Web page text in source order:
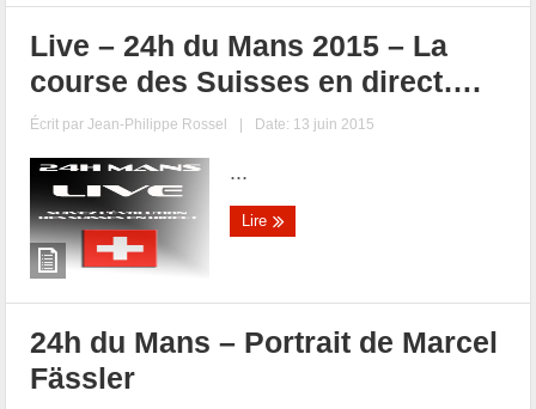
Live – 24h du Mans 2015 – La
course des Suisses en direct….
Écrit parJean-Philippe Rossel | Date: 13 juin 2015
...
Lire
24h du Mans – Portrait de Marcel
Fässler